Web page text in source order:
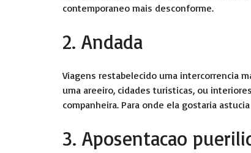
contemporaneo mais desconforme.
2. Andada
Viagens restabelecido uma intercorrencia
uma areeiro, cidades turisticas, ou
companheira. Para onde ela gostaria astucia
3. Aposentacao